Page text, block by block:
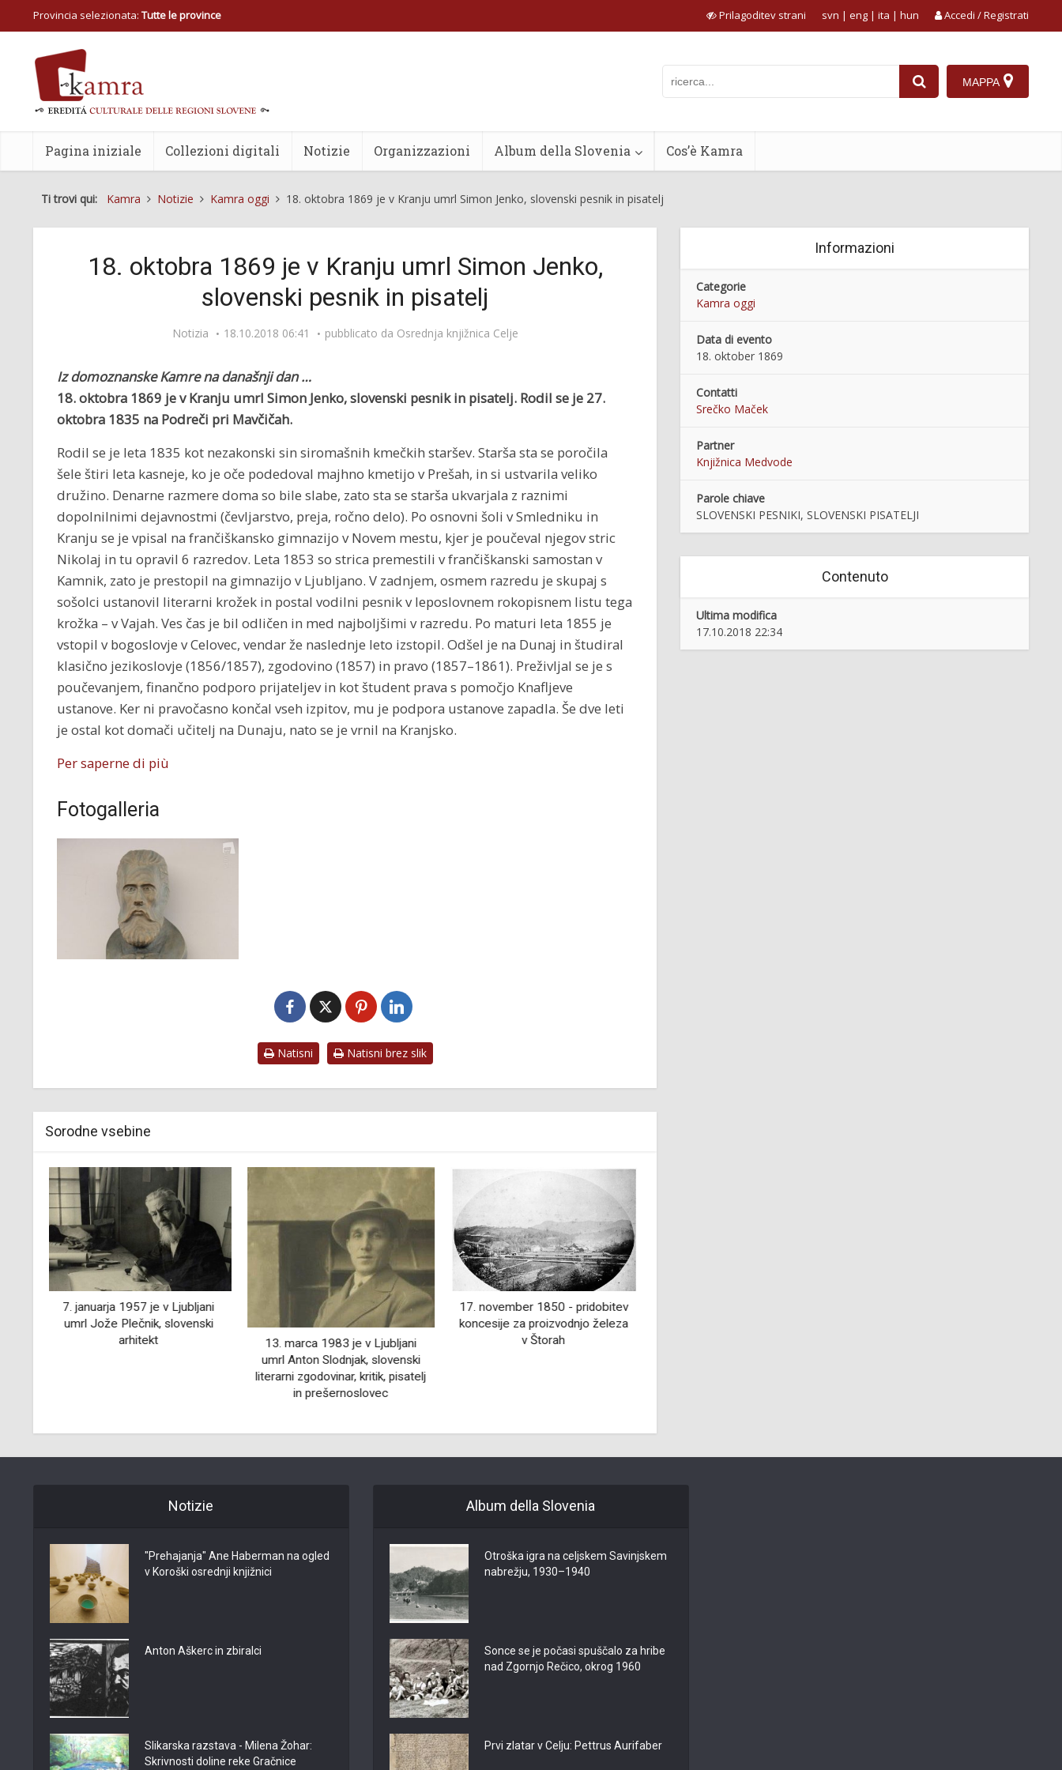
Provincia selezionata: Tutte le province Prilagoditev strani Accedi / Registrati
svn | eng | ita | hun
MAPPA
Pagina iniziale Collezioni digitali Notizie Organizzazioni Album della Slovenia Cos’è Kamra
Ti trovi qui: Kamra Notizie Kamra oggi 18. oktobra 1869 je v Kranju umrl Simon Jenko, slovenski pesnik in pisatelj
18. oktobra 1869 je v Kranju umrl Simon Jenko,
slovenski pesnik in pisatelj
Notizia 18.10.2018 06:41 pubblicato da Osrednja knjižnica Celje
Iz domoznanske Kamre na današnji dan …
18. oktobra 1869 je v Kranju umrl Simon Jenko, slovenski pesnik in pisatelj. Rodil se je 27.
oktobra 1835 na Podreči pri Mavčičah.
Rodil se je leta 1835 kot nezakonski sin siromašnih kmečkih staršev. Starša sta se poročila
šele štiri leta kasneje, ko je oče podedoval majhno kmetijo v Prešah, in si ustvarila veliko
družino. Denarne razmere doma so bile slabe, zato sta se starša ukvarjala z raznimi
dopolnilnimi dejavnostmi (čevljarstvo, preja, ročno delo). Po osnovni šoli v Smledniku in
Kranju se je vpisal na frančiškansko gimnazijo v Novem mestu, kjer je poučeval njegov stric
Nikolaj in tu opravil 6 razredov. Leta 1853 so strica premestili v frančiškanski samostan v
Kamnik, zato je prestopil na gimnazijo v Ljubljano. V zadnjem, osmem razredu je skupaj s
sošolci ustanovil literarni krožek in postal vodilni pesnik v leposlovnem rokopisnem listu tega
krožka – v Vajah. Ves čas je bil odličen in med najboljšimi v razredu. Po maturi leta 1855 je
vstopil v bogoslovje v Celovec, vendar že naslednje leto izstopil. Odšel je na Dunaj in študiral
klasično jezikoslovje (1856/1857), zgodovino (1857) in pravo (1857–1861). Preživljal se je s
poučevanjem, finančno podporo prijateljev in kot študent prava s pomočjo Knafljeve
ustanove. Ker ni pravočasno končal vseh izpitov, mu je podpora ustanove zapadla. Še dve leti
je ostal kot domači učitelj na Dunaju, nato se je vrnil na Kranjsko.
Per saperne di più
Fotogalleria
Natisni Natisni brez slik
Sorodne vsebine
13. marca 1983 je v Ljubljani
17. november 1850 - pridobitev
koncesije za proizvodnjo železa
v Štorah
23. januarja 1987 je v Ljubljani
umrl Gregor Strniša, slovenski
pesnik, dramatik in tekstopisec
Informazioni
Categorie
Kamra oggi
Data di evento
18. oktober 1869
Contatti
Srečko Maček
Partner
Knjižnica Medvode
Parole chiave
SLOVENSKI PESNIKI, SLOVENSKI PISATELJI
Contenuto
Ultima modifica
17.10.2018 22:34
Notizie
"Prehajanja" Ane Haberman na ogled
v Koroški osrednji knjižnici
Anton Aškerc in zbiralci
Slikarska razstava - Milena Žohar:
Skrivnosti doline reke Gračnice
Album della Slovenia
Otroška igra na celjskem Savinjskem
nabrežju, 1930–1940
Sonce se je počasi spuščalo za hribe
nad Zgornjo Rečico, okrog 1960
Prvi zlatar v Celju: Pettrus Aurifaber